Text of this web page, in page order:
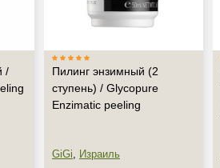
/
Пилинг энзимный (2
ступень) / Glycopure
Enzimatic peeling
GiGi, Израиль
+7 (929) 933-09-89